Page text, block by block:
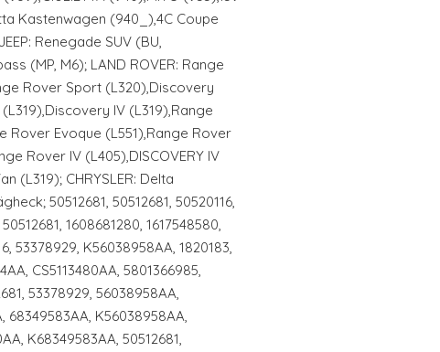
Kastenwagen (940_),4C Coupe
Renegade SUV (BU,
(MP, M6); LAND ROVER: Range
Rover Sport (L320),Discovery
IV (L319),Range
Rover Evoque (L551),Range Rover
Rover IV (L405),DISCOVERY IV
(L319); CHRYSLER: Delta
50512681, 50512681, 50520116,
1608681280, 1617548580,
53378929, K56038958AA, 1820183,
CS5113480AA, 5801366985,
53378929, 56038958AA,
68349583AA, K56038958AA,
K68349583AA, 50512681,